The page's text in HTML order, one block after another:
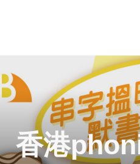
香港